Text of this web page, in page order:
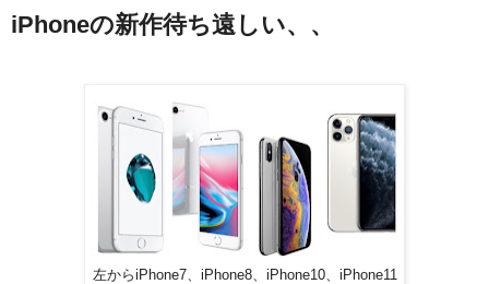
iPhoneの新作待ち遠しい、、
左からiPhone7、iPhone8、iPhone10、iPhone11